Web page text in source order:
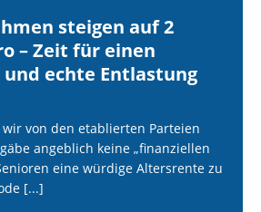
steigen auf 2
– Zeit für einen
und echte Entlastung
von den etablierten Parteien
angeblich keine „finanziellen
eine würdige Altersrente zu
[...]